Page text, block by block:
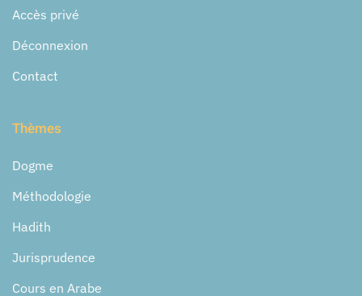
Accès privé
Déconnexion
Contact
Thèmes
Dogme
Méthodologie
Hadith
Jurisprudence
Cours en Arabe